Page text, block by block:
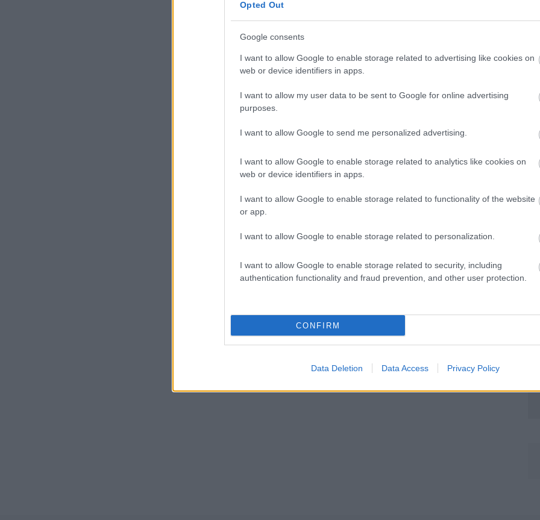
Opted Out
Google consents
I want to allow Google to enable storage related to advertising like cookies on
web or device identifiers in apps.
I want to allow my user data to be sent to Google for online advertising
purposes.
I want to allow Google to send me personalized advertising.
I want to allow Google to enable storage related to analytics like cookies on
web or device identifiers in apps.
I want to allow Google to enable storage related to functionality of the website
or app.
I want to allow Google to enable storage related to personalization.
I want to allow Google to enable storage related to security, including
authentication functionality and fraud prevention, and other user protection.
CONFIRM
Data Deletion Data Access Privacy Policy
Môj dom Špeciál 02/2026